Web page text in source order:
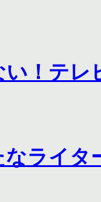
い！テ
なライ